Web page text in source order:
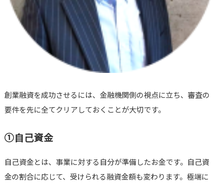
創業融資を成功させるには、金融機関側の視点に立ち、審査の
要件を先に全てクリアしておくことが大切です。
①自己資金
自己資金とは、事業に対する自分が準備したお金です。自己資
金の割合に応じて、受けられる融資金額も変わります。極端に